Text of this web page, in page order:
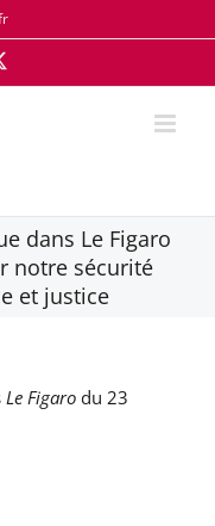
dans Le Figaro
notre sécurité
et justice
Le Figaro du 23